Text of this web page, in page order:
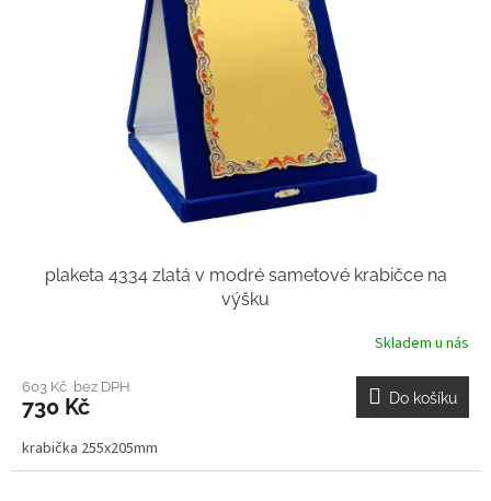
plaketa 4334 zlatá v modré sametové krabičce na
výšku
Skladem u nás
603 Kč bez DPH
730 Kč Do košíku
krabička 255x205mm